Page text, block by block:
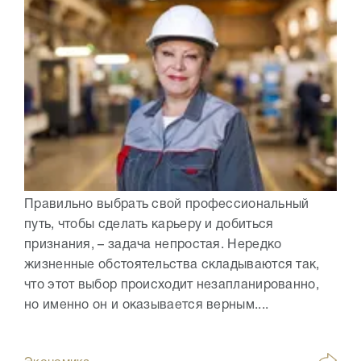
Правильно выбрать свой профессиональный
путь, чтобы сделать карьеру и добиться
признания, – задача непростая. Нередко
жизненные обстоятельства складываются так,
что этот выбор происходит незапланированно,
но именно он и оказывается верным....